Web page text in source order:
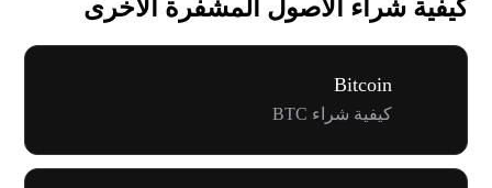
كيفية شراء الأصول المشفرة الأخرى
Bitcoin
كيفية شراء BTC